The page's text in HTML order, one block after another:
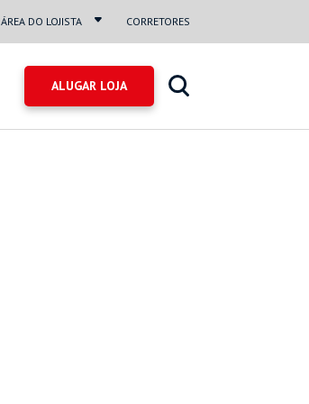
ÁREA DO LOJISTA CORRETORES